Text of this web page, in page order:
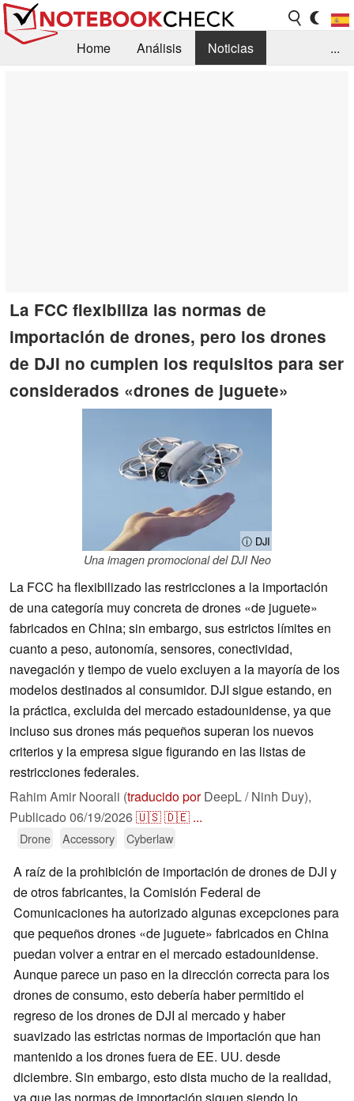
Home Análisis
Noticias
...
La FCC flexibiliza las normas de
importación de drones, pero los drones
de DJI no cumplen los requisitos para ser
considerados «drones de juguete»
ⓘ DJI
Una imagen promocional del DJI Neo
La FCC ha flexibilizado las restricciones a la importación
de una categoría muy concreta de drones «de juguete»
fabricados en China; sin embargo, sus estrictos límites en
cuanto a peso, autonomía, sensores, conectividad,
navegación y tiempo de vuelo excluyen a la mayoría de los
modelos destinados al consumidor. DJI sigue estando, en
la práctica, excluida del mercado estadounidense, ya que
incluso sus drones más pequeños superan los nuevos
criterios y la empresa sigue figurando en las listas de
restricciones federales.
Rahim Amir Noorali (traducido porDeepL / Ninh Duy),
Publicado 06/19/2026🇺🇸🇩🇪 ...
Drone Accessory Cyberlaw
A raíz de la prohibición de importación de drones de DJI y
de otros fabricantes, la Comisión Federal de
Comunicaciones ha autorizado algunas excepciones para
que pequeños drones «de juguete» fabricados en China
puedan volver a entrar en el mercado estadounidense.
Aunque parece un paso en la dirección correcta para los
drones de consumo, esto debería haber permitido el
regreso de los drones de DJI al mercado y haber
suavizado las estrictas normas de importación que han
mantenido a los drones fuera de EE. UU. desde
diciembre. Sin embargo, esto dista mucho de la realidad,